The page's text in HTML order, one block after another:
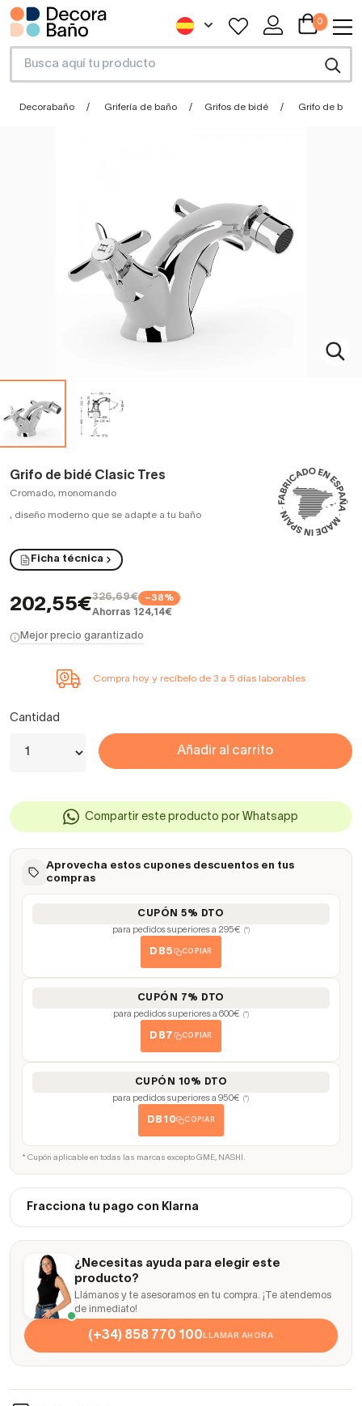
0
Decorabaño Grifería de baño Grifos de bidé Grifo de bidé
Grifo de bidé Clasic Tres
Cromado, monomando
, diseño moderno que se adapte a tu baño
Ficha técnica
202,55€326,69€ −38%
Ahorras 124,14€
Mejor precio garantizado
Compra hoy y recíbelo de 3 a 5 días laborables
Cantidad
Añadir al carrito
Compartir este producto por Whatsapp
Aprovecha estos cupones descuentos en tus
compras
CUPÓN 5% DTO
para pedidos superiores a 295€ (*)
DB5 COPIAR
CUPÓN 7% DTO
para pedidos superiores a 600€ (*)
DB7 COPIAR
CUPÓN 10% DTO
para pedidos superiores a 950€ (*)
DB10 COPIAR
* Cupón aplicable en todas las marcas excepto GME, NASHI.
Fracciona tu pago con Klarna
¿Necesitas ayuda para elegir este
producto?
Llámanos y te asesoramos en tu compra. ¡Te atendemos
de inmediato!
(+34) 858 770 100LLAMAR AHORA